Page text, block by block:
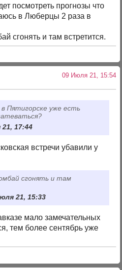
посмотреть прогнозы что
в Люберцы 2 раза в
сгонять и там встретится.
09 Июля 21, 15:54
Пятигорске уже есть
17:44
встречи убавили у
сгонять и там
21, 15:33
мало замечательных
тем более сентябрь уже